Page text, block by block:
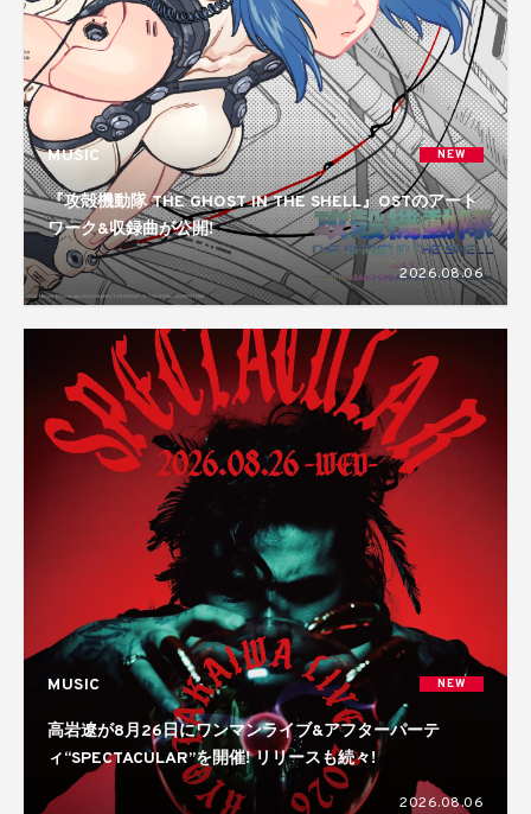
MUSIC NEW
『攻殻機動隊 THE GHOST IN THE SHELL』OSTのアート
ワーク&収録曲が公開!
2026.08.06
MUSIC NEW
高岩遼が8月26日にワンマンライブ&アフターパーテ
ィ“SPECTACULAR”を開催! リリースも続々!
2026.08.06